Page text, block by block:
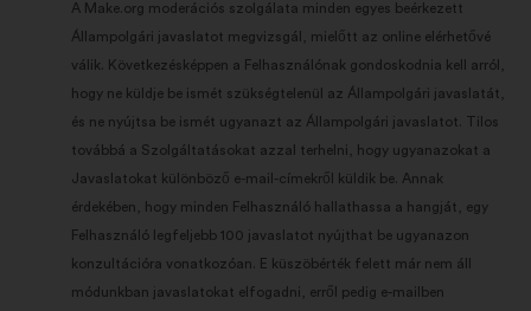
A Make.org moderációs szolgálata minden egyes beérkezett
Állampolgári javaslatot megvizsgál, mielőtt az online elérhetővé
válik. Következésképpen a Felhasználónak gondoskodnia kell arról,
hogy ne küldje be ismét szükségtelenül az Állampolgári javaslatát,
és ne nyújtsa be ismét ugyanazt az Állampolgári javaslatot. Tilos
továbbá a Szolgáltatásokat azzal terhelni, hogy ugyanazokat a
Javaslatokat különböző e-mail-címekről küldik be. Annak
érdekében, hogy minden Felhasználó hallathassa a hangját, egy
Felhasználó legfeljebb 100 javaslatot nyújthat be ugyanazon
konzultációra vonatkozóan. E küszöbérték felett már nem áll
módunkban javaslatokat elfogadni, erről pedig e-mailben